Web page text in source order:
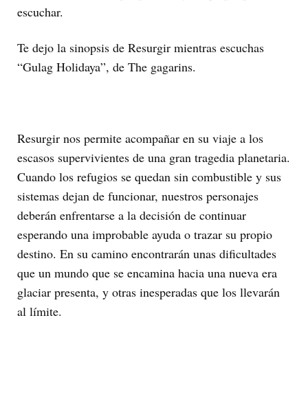
escuchar.
Te dejo la sinopsis de Resurgir mientras escuchas
“Gulag Holidaya”, de The gagarins.
Resurgir nos permite acompañar en su viaje a los
escasos supervivientes de una gran tragedia planetaria.
Cuando los refugios se quedan sin combustible y sus
sistemas dejan de funcionar, nuestros personajes
deberán enfrentarse a la decisión de continuar
esperando una improbable ayuda o trazar su propio
destino. En su camino encontrarán unas dificultades
que un mundo que se encamina hacia una nueva era
glaciar presenta, y otras inesperadas que los llevarán
al límite.